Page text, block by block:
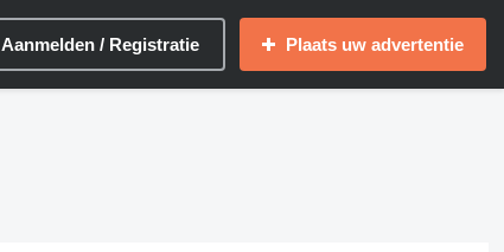
Aanmelden / Registratie Plaats uw advertentie